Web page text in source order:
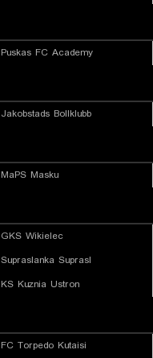
Puskas FC Academy
Jakobstads Bollklubb
MaPS Masku
GKS Wikielec
Supraslanka Suprasl
KS Kuznia Ustron
FC Torpedo Kutaisi